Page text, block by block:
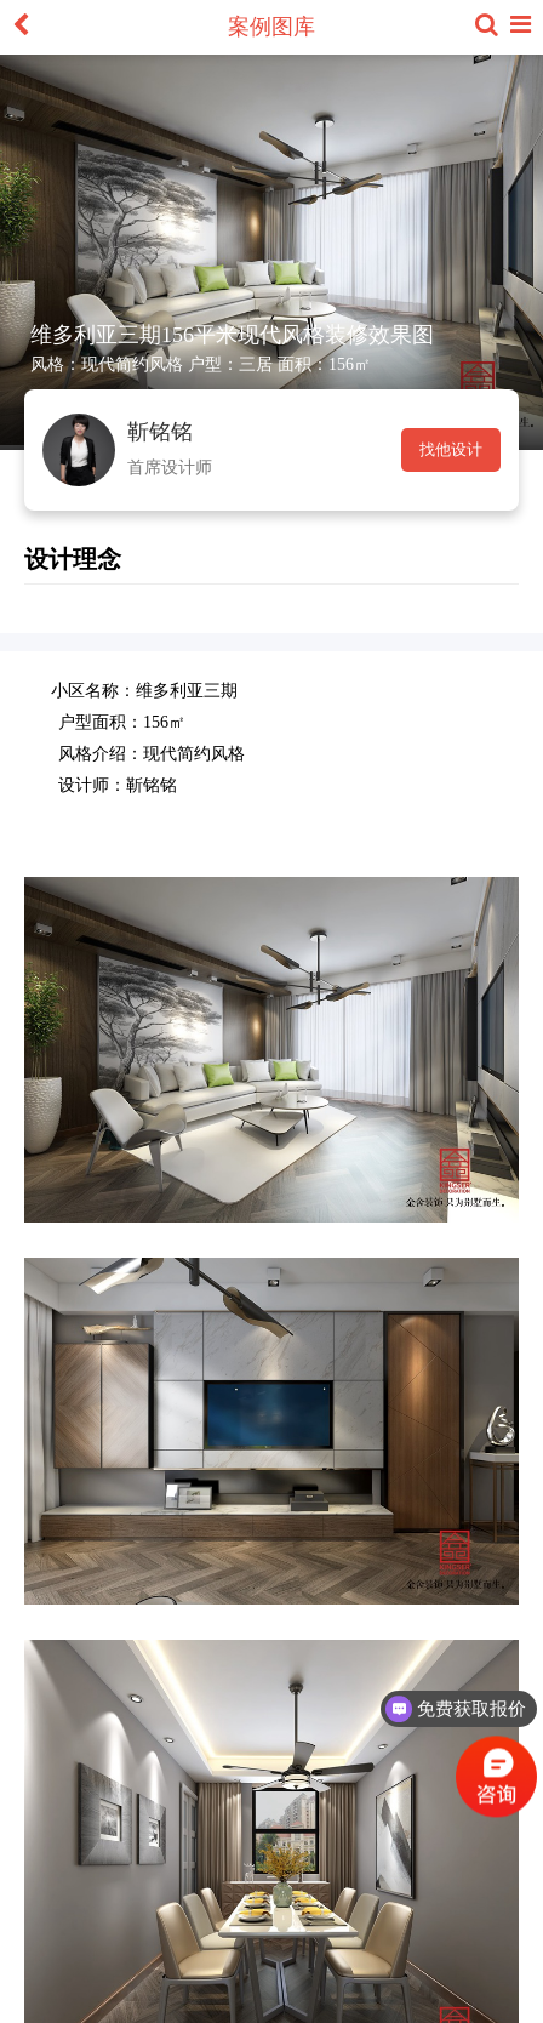
案例图库
维多利亚三期156平米现代风格装修效果图
风格：现代简约风格 户型： 三居 面积： 156㎡
靳铭铭
首席设计师
找他设计
设计理念
小区名称：维多利亚三期
户型面积：156㎡
风格介绍：现代简约风格
设计师：靳铭铭
免费获取报价